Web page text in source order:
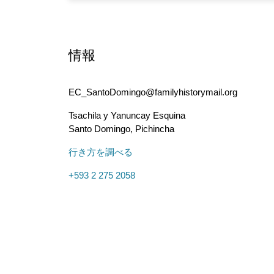
情報
EC_SantoDomingo@familyhistorymail.org
Tsachila y Yanuncay Esquina
Santo Domingo, Pichincha
行き方を調べる
+593 2 275 2058